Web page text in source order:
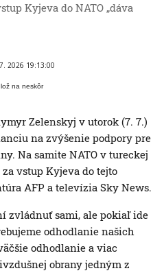
Kyjeva do NATO „dáva
2026 19:13:00
na neskôr
Zelenskyj v utorok (7. 7.)
na zvýšenie podpory pre
Na samite NATO v tureckej
vstup Kyjeva do tejto
AFP a televízia Sky News.
zvládnuť sami, ale pokiaľ ide
odhodlanie našich
odhodlanie a viac
obrany jedným z